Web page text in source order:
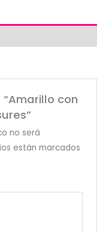
con
no será
están marcados